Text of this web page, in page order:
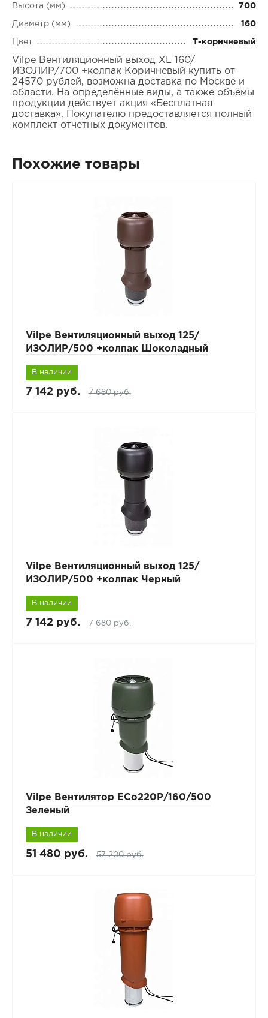
Высота (мм) 700
Диаметр (мм) 160
Цвет Т-коричневый
Vilpe Вентиляционный выход XL 160/
ИЗОЛИР/700 +колпак Коричневый купить от
24570 рублей, возможна доставка по Москве и
области. На определённые виды, а также объёмы
продукции действует акция «Бесплатная
доставка». Покупателю предоставляется полный
комплект отчетных документов.
Похожие товары
Vilpe Вентиляционный выход 125/
ИЗОЛИР/500 +колпак Шоколадный
В наличии
7 142 руб. 7 680 руб.
Vilpe Вентиляционный выход 125/
ИЗОЛИР/500 +колпак Черный
В наличии
7 142 руб. 7 680 руб.
Vilpe Вентилятор ECo220Р/160/500
Зеленый
В наличии
51 480 руб. 57 200 руб.